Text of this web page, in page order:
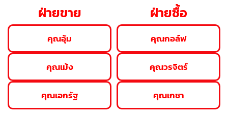
ฝ่ายขาย
คุณอุ้ม
คุณเม้ง
คุณเอกรัฐ
ฝ่ายซื้อ
คุณกอล์ฟ
คุณวรจิตร์
คุณเกชา